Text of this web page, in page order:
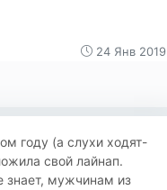
24 Янв 2019
году (а слухи ходят-
свой лайнап.
знает, мужчинам из